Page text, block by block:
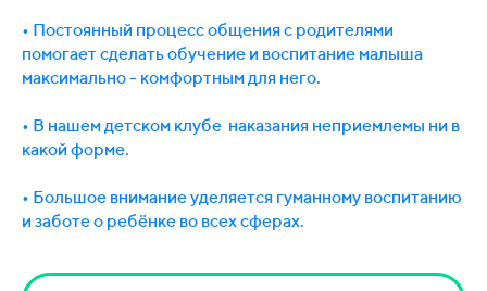
• Постоянный процесс общения с родителями
помогает сделать обучение и воспитание малыша
максимально - комфортным для него.
• В нашем детском клубе наказания неприемлемы ни в
какой форме.
• Большое внимание уделяется гуманному воспитанию
и заботе о ребёнке во всех сферах.